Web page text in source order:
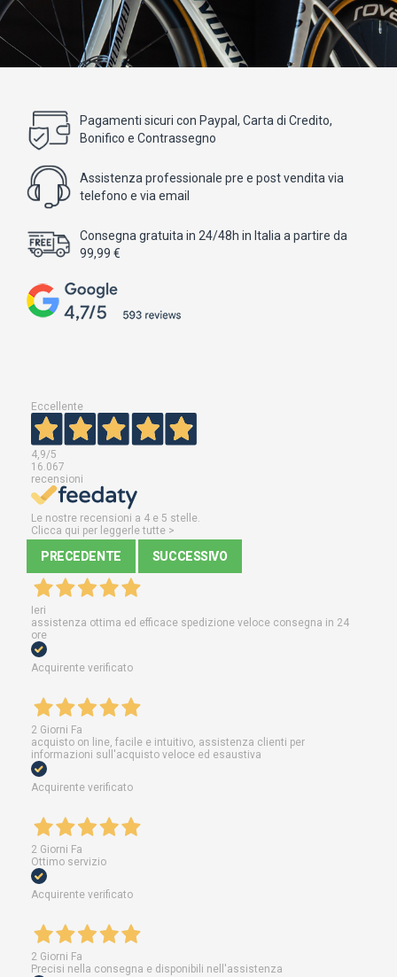
Pagamenti sicuri con Paypal, Carta di Credito,
Bonifico e Contrassegno
Assistenza professionale pre e post vendita via
telefono e via email
Consegna gratuita in 24/48h in Italia a partire da
99,99 €
Eccellente
4,9/5
16.067
recensioni
Le nostre recensioni a 4 e 5 stelle.
Clicca qui per leggerle tutte >
PRECEDENTE SUCCESSIVO
Ieri
assistenza ottima ed efficace spedizione veloce consegna in 24
ore
Acquirente verificato
2 Giorni Fa
acquisto on line, facile e intuitivo, assistenza clienti per
informazioni sull'acquisto veloce ed esaustiva
Acquirente verificato
2 Giorni Fa
Ottimo servizio
Acquirente verificato
2 Giorni Fa
Precisi nella consegna e disponibili nell'assistenza